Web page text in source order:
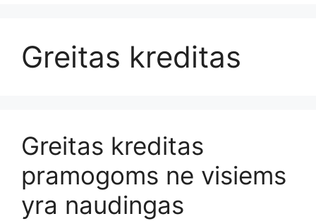
Greitas kreditas
Greitas kreditas
pramogoms ne visiems
yra naudingas